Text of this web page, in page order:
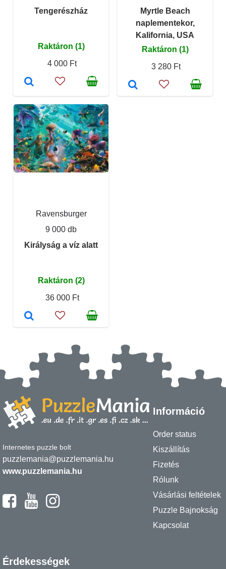
Tengerészház
Raktáron (1)
4 000 Ft
Myrtle Beach
naplementekor,
Kalifornia, USA
Raktáron (1)
3 280 Ft
Ravensburger
9 000 db
Királyság a víz alatt
Raktáron (2)
36 000 Ft
Internetes puzzle bolt
puzzlemania@puzzlemania.hu
www.puzzlemania.hu
Információ
Order status
Kiszállítás
Fizetés
Rólunk
Vásárlási feltételek
Puzzle Bajnokság
Kapcsolat
Érdekességek